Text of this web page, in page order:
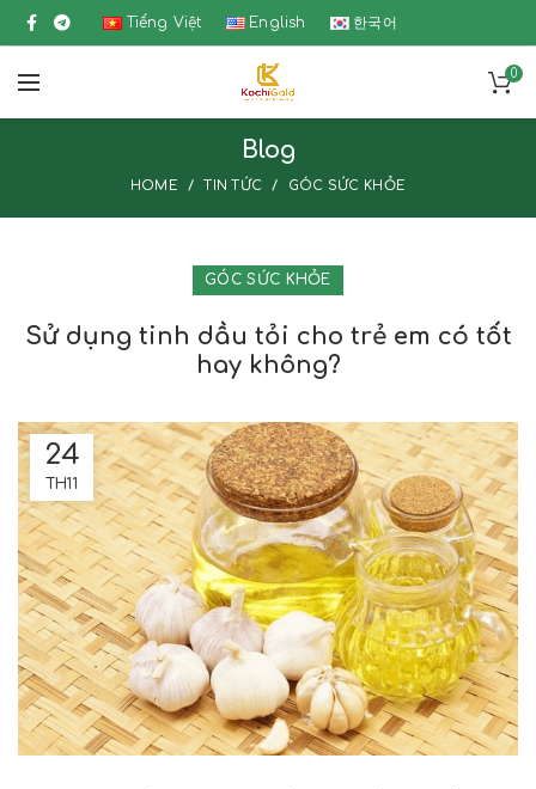
Tiếng Việt English 한국어
0
Blog
HOME TIN TỨC GÓC SỨC KHỎE
GÓC SỨC KHỎE
Sử dụng tinh dầu tỏi cho trẻ em có tốt
hay không?
24
TH11